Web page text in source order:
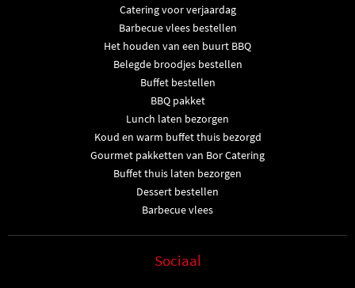
Catering voor verjaardag
Barbecue vlees bestellen
Het houden van een buurt BBQ
Belegde broodjes bestellen
Buffet bestellen
BBQ pakket
Lunch laten bezorgen
Koud en warm buffet thuis bezorgd
Gourmet pakketten van Bor Catering
Buffet thuis laten bezorgen
Dessert bestellen
Barbecue vlees
Sociaal